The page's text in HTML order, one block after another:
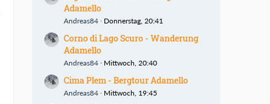
Adamello
Andreas84 Donnerstag, 20:41
Corno di Lago Scuro - Wanderung
Adamello
Andreas84 Mittwoch, 20:40
Cima Plem - Bergtour Adamello
Andreas84 Mittwoch, 19:45